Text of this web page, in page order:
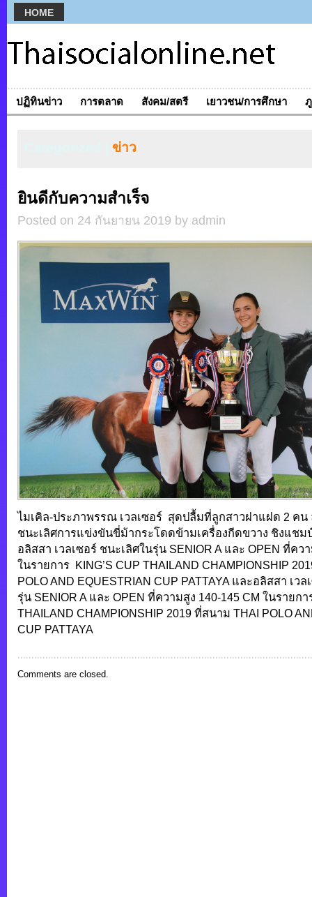
HOME
ปฏิทินข่าว การตลาด สังคม/สตรี เยาวชน/การศึกษา
ข่าว
ยินดีกับความสำเร็จ
Posted on 24 กันยายน 2019 by admin
ไมเคิล-ประภาพรรณ เวลเซอร์ สุดปลื้มที่ลูกสาวฝาแฝด 2 คน
ชนะเลิศการแข่งขันขี่ม้ากระโดดข้ามเครื่องกีดขวาง ชิงแชม
อลิสสา เวลเซอร์ ชนะเลิศในรุ่น SENIOR A และ OPEN ที่คว
ในรายการ KING’S CUP THAILAND CHAMPIONSHIP
POLO AND EQUESTRIAN CUP PATTAYA และอลิสสา เว
รุ่น SENIOR A และ OPEN ที่ความสูง 140-145 CM ในรายกา
THAILAND CHAMPIONSHIP 2019 ที่สนาม THAI POLO
CUP PATTAYA
Comments are closed.